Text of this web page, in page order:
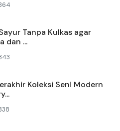
Tanpa Kulkas agar
dan ...
Koleksi Seni Modern